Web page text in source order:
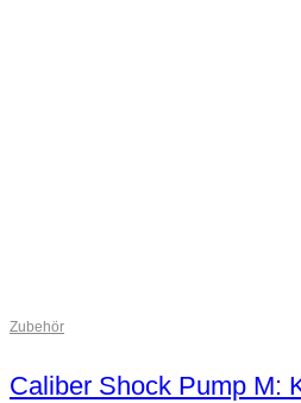
Zubehör
Caliber Shock Pump M: